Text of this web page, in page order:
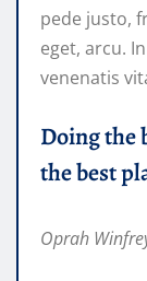
pede justo,
eget, arcu.
venenatis
Doing the
the best
Oprah